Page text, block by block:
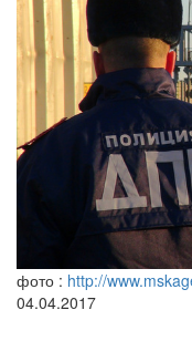
фото : http://
04.04.2017